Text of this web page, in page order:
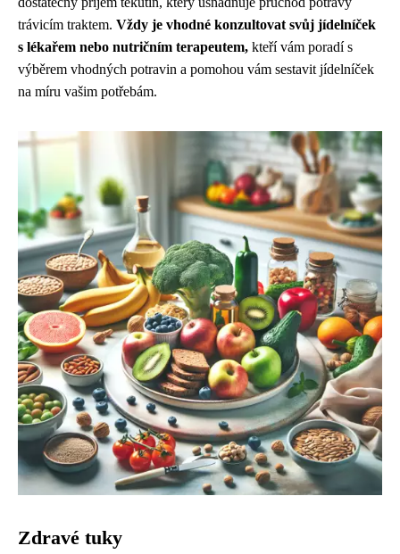
trávicím traktem. Vždy je vhodné konzultovat svůj jídelníček
s lékařem nebo nutričním terapeutem, kteří vám poradí s
výběrem vhodných potravin a pomohou vám sestavit jídelníček
na míru vašim potřebám.
Zdravé tuky